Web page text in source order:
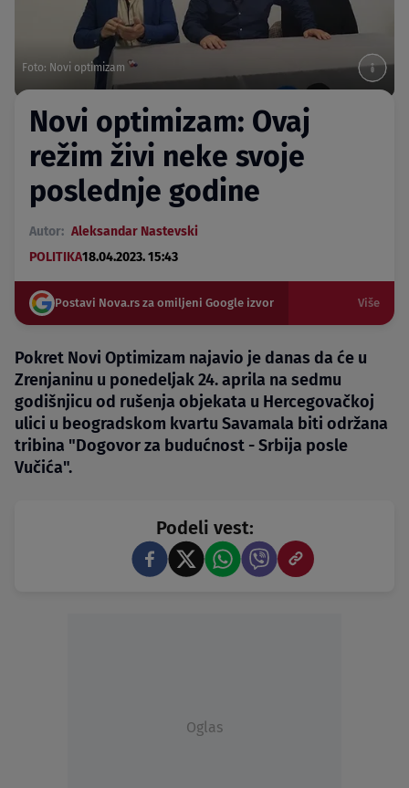
Foto: Novi optimizam
Novi optimizam: Ovaj
režim živi neke svoje
poslednje godine
Autor: Aleksandar Nastevski
POLITIKA18.04.2023. 15:43
Postavi Nova.rs za omiljeni Google izvor Više
Pokret Novi Optimizam najavio je danas da će u
Zrenjaninu u ponedeljak 24. aprila na sedmu
godišnjicu od rušenja objekata u Hercegovačkoj
ulici u beogradskom kvartu Savamala biti održana
tribina "Dogovor za budućnost - Srbija posle
Vučića".
Podeli vest:
Oglas